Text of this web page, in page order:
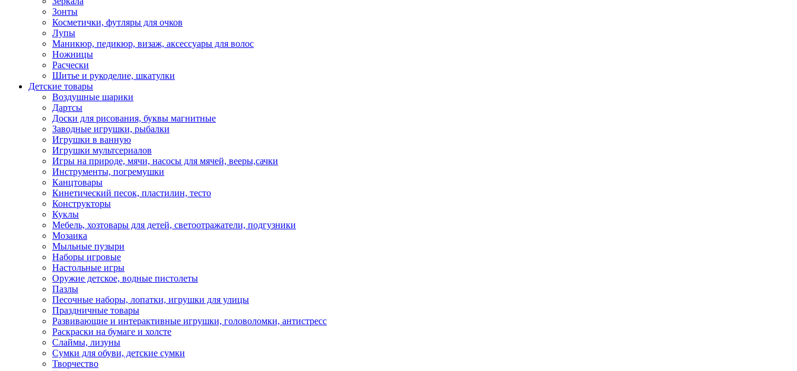
Зонты
Косметички, футляры для очков
Лупы
Маникюр, педикюр, визаж, аксессуары для волос
Ножницы
Расчески
Шитье и рукоделие, шкатулки
Детские товары
Воздушные шарики
Дартсы
Доски для рисования, буквы магнитные
Заводные игрушки, рыбалки
Игрушки в ванную
Игрушки мультсериалов
Игры на природе, мячи, насосы для мячей, вееры,сачки
Инструменты, погремушки
Канцтовары
Кинетический песок, пластилин, тесто
Конструкторы
Куклы
Мебель, хозтовары для детей, светоотражатели, подгузники
Мозаика
Мыльные пузыри
Наборы игровые
Настольные игры
Оружие детское, водные пистолеты
Пазлы
Песочные наборы, лопатки, игрушки для улицы
Праздничные товары
Развивающие и интерактивные игрушки, головоломки, антистресс
Раскраски на бумаге и холсте
Слаймы, лизуны
Сумки для обуви, детские сумки
Творчество